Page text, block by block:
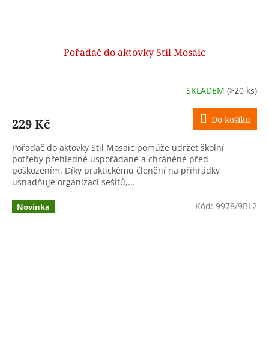
Pořadač do aktovky Stil Mosaic
SKLADEM (>20 ks)
229 Kč Do košíku
Pořadač do aktovky Stil Mosaic pomůže udržet školní
potřeby přehledně uspořádané a chráněné před
poškozením. Díky praktickému členění na přihrádky
usnadňuje organizaci sešitů,...
Novinka Kód: 9978/9BL2